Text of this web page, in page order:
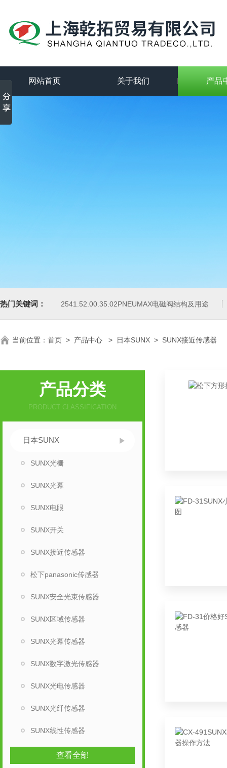
网站首页 关于我们 产品
热门关键词： 2541.52.00.35.02PNEUMAX电磁阀结构及用途
当前位置： 首页 > 产品中心 > 日本SUNX > SUNX接近传感器
产品分类
PRODUCT CLASSIFICATION
日本SUNX
SUNX光栅
SUNX光幕
SUNX电眼
SUNX开关
SUNX接近传感器
松下panasonic传感器
SUNX安全光束传感器
SUNX区域传感器
SUNX光幕传感器
SUNX数字激光传感器
SUNX光电传感器
SUNX光纤传感器
SUNX线性传感器
查看全部